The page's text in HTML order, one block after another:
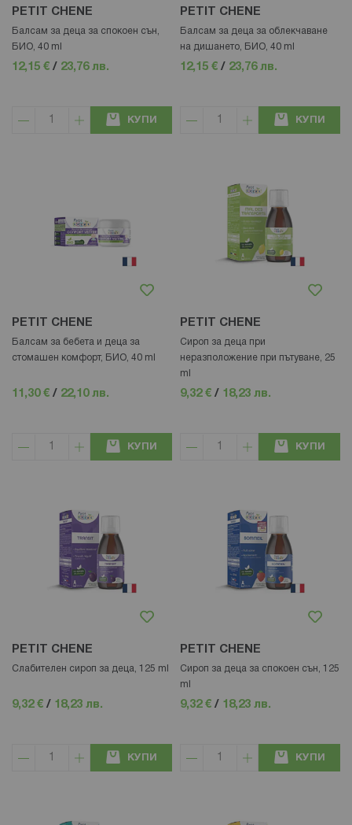
PETIT CHENE
Балсам за деца за спокоен сън,
БИО, 40 ml
12,15 € / 23,76 лв.
КУПИ
PETIT CHENE
Балсам за деца за облекчаване
на дишането, БИО, 40 ml
12,15 € / 23,76 лв.
КУПИ
PETIT CHENE
Балсам за бебета и деца за
стомашен комфорт, БИО, 40 ml
11,30 € / 22,10 лв.
КУПИ
PETIT CHENE
Сироп за деца при
неразположение при пътуване, 25
ml
9,32 € / 18,23 лв.
КУПИ
PETIT CHENE
Слабителен сироп за деца, 125 ml
9,32 € / 18,23 лв.
КУПИ
PETIT CHENE
Сироп за деца за спокоен сън, 125
ml
9,32 € / 18,23 лв.
КУПИ